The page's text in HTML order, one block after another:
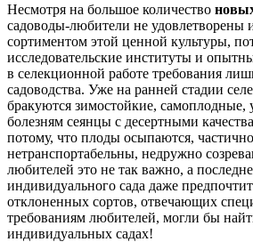
Несмотря на большое количество
садоводы-любители не
сортиментом этой ценной культуры,
исследовательские институты и
в селекционной работе требования
садоводства. Уже на ранней стадии
бракуются зимостойкие, самоплодные,
болезням сеянцы с десертными
потому, что плоды осыпаются,
нетранспортабельны, недружно
любителей это не так важно, а
индивидуального сада даже
отклоненных сортов, отвечающих
требованиям любителей, могли бы
индивидуальных садах!